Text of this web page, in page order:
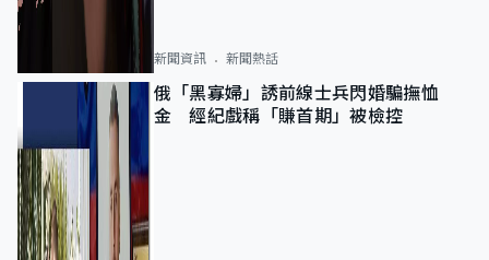
新聞資訊 新聞熱話
俄「黑寡婦」誘前線士兵閃婚騙撫恤
金 經紀戲稱「賺首期」被檢控